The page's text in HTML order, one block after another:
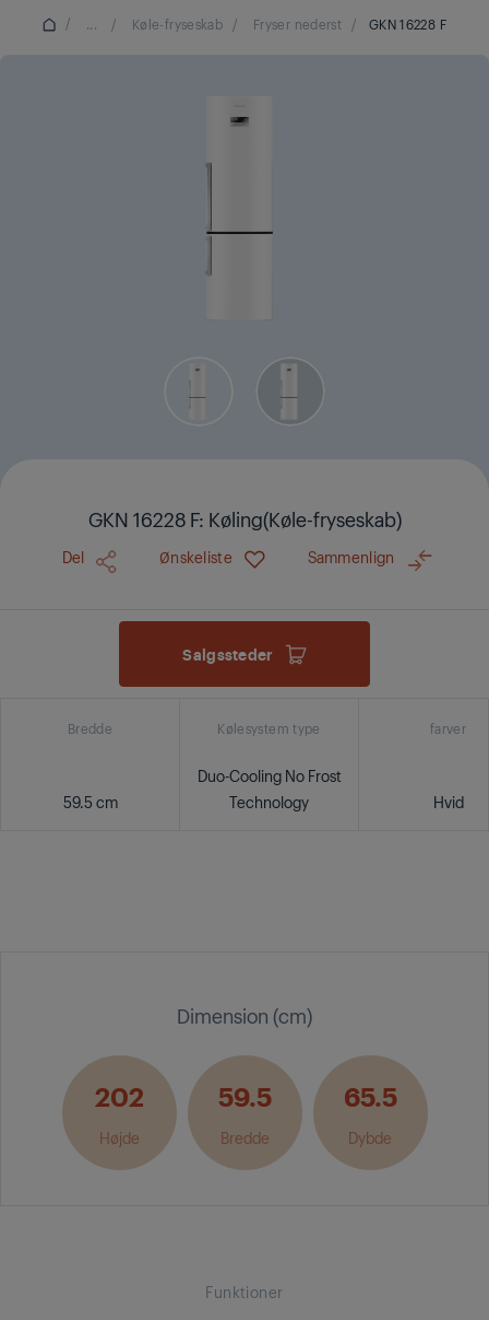
/ ... / Køle-fryseskab / Fryser nederst / GKN 16228 F
GKN 16228 F: Køling(Køle-fryseskab)
Del Ønskeliste Sammenlign
Salgssteder
Bredde
59.5 cm
Kølesystem type
Duo-Cooling No Frost
Technology
farver
Hvid
Dimension (cm)
202
Højde
59.5
Bredde
65.5
Dybde
Funktioner